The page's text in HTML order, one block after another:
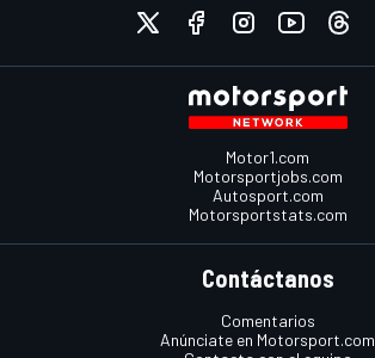
Motor1.com
Motorsportjobs.com
Autosport.com
Motorsportstats.com
Contáctanos
Comentarios
Anúnciate en Motorsport.com